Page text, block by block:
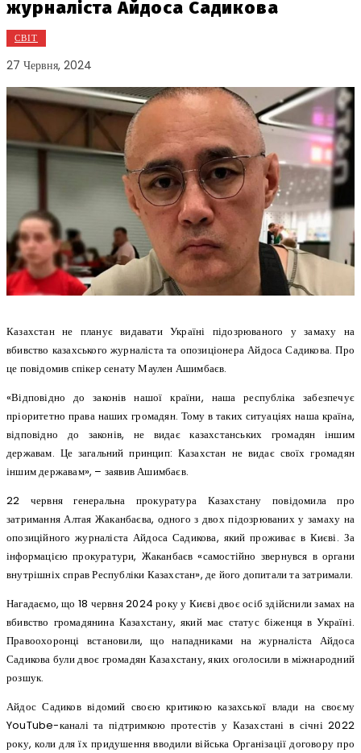
журналіста Айдоса Садикова
СВІТ
27 Червня, 2024
Казахстан не планує видавати Україні підозрюваного у замаху на
вбивство казахського журналіста та опозиціонера Айдоса Садикова. Про
це повідомив спікер сенату Маулен Ашимбаєв.
«Відповідно до законів нашої країни, наша республіка забезпечує
пріоритетно права наших громадян. Тому в таких ситуаціях наша країна,
відповідно до законів, не видає казахстанських громадян іншим
державам. Це загальний принцип: Казахстан не видає своїх громадян
іншим державам», – заявив Ашимбаєв.
22 червня генеральна прокуратура Казахстану повідомила про
затримання Алтая Жаканбаєва, одного з двох підозрюваних у замаху на
опозиційного журналіста Айдоса Садикова, який проживає в Києві. За
інформацією прокуратури, Жаканбаєв «самостійно звернувся в органи
внутрішніх справ Республіки Казахстан», де його допитали та затримали.
Нагадаємо, що 18 червня 2024 року у Києві двоє осіб здійснили замах на
вбивство громадянина Казахстану, який має статус біженця в Україні.
Правоохоронці встановили, що нападниками на журналіста Айдоса
Садикова були двоє громадян Казахстану, яких оголосили в міжнародний
розшук.
Айдос Садиков відомий своєю критикою казахської влади на своєму
YouTube-каналі та підтримкою протестів у Казахстані в січні 2022
року, коли для їх придушення вводили війська Організації договору про